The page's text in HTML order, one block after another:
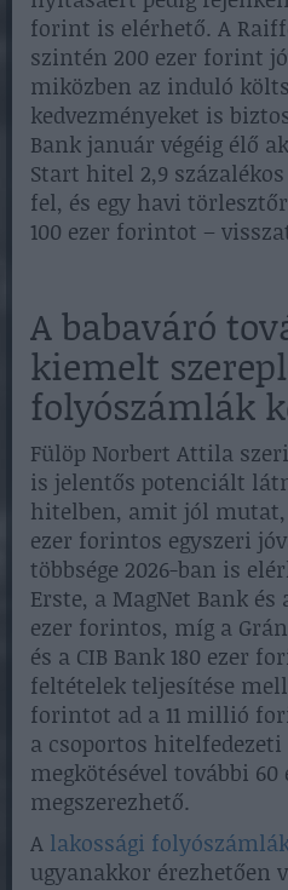
forint is elérhető. A
szintén 200 ezer forint
miközben az induló
kedvezményeket is
Bank január végéig élő
Start hitel 2,9
fel, és egy havi
100 ezer forintot –
A babaváró
kiemelt
folyószámlák
Fülöp Norbert Attila
is jelentős potenciált
hitelben, amit jól mutat,
ezer forintos egyszeri
többsége 2026-ban is
Erste, a MagNet Bank és
ezer forintos, míg a
és a CIB Bank 180 ezer
feltételek teljesítése
forintot ad a 11 millió
a csoportos
megkötésével további
megszerezhető.
A lakossági
ugyanakkor érezhetően